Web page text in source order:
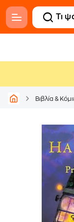
Βιβλία &